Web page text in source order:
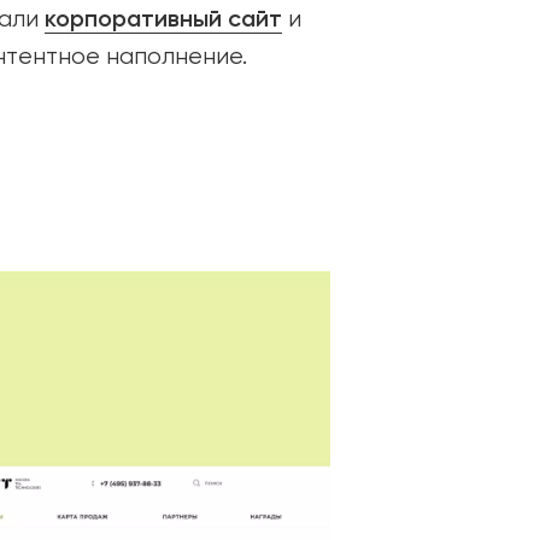
корпоративный сайт и
наполнение.